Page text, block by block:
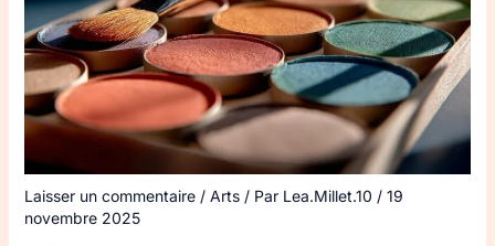
Laisser un commentaire / Arts/ Par Lea.Millet.10 / 19
novembre 2025